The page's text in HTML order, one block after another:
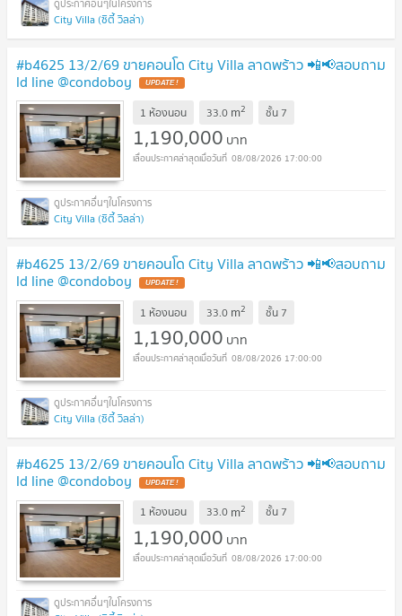
City Villa (ซิตี้ วิลล่า)
#b4625 13/2/69 ขายคอนโด City Villa ลาดพร้าว 📲📢สอบถาม
ld line @condoboy UPDATE !
1 ห้องนอน 33.0 m2 ชั้น 7
1,190,000 บาท
08/08/2026 17:00:00
City Villa (ซิตี้ วิลล่า)
#b4625 13/2/69 ขายคอนโด City Villa ลาดพร้าว 📲📢สอบถาม
ld line @condoboy UPDATE !
1 ห้องนอน 33.0 m2 ชั้น 7
1,190,000 บาท
08/08/2026 17:00:00
City Villa (ซิตี้ วิลล่า)
#b4625 13/2/69 ขายคอนโด City Villa ลาดพร้าว 📲📢สอบถาม
ld line @condoboy UPDATE !
1 ห้องนอน 33.0 m2 ชั้น 7
1,190,000 บาท
08/08/2026 17:00:00